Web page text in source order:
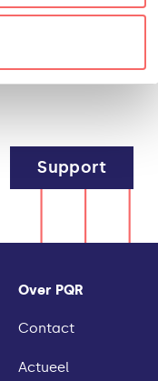
Over PQR
Contact
Actueel
Support